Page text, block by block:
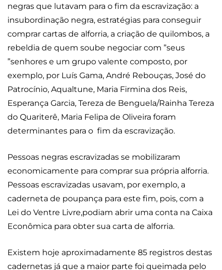
negras que lutavam para o fim da escravização: a
insubordinação negra, estratégias para conseguir
comprar cartas de alforria, a criação de quilombos, a
rebeldia de quem soube negociar com ”seus
”senhores e um grupo valente composto, por
exemplo, por Luís Gama, André Rebouças, José do
Patrocínio, Aqualtune, Maria Firmina dos Reis,
Esperança Garcia, Tereza de Benguela/Rainha Tereza
do Quariterê, Maria Felipa de Oliveira foram
determinantes para o fim da escravização.
Pessoas negras escravizadas se mobilizaram
economicamente para comprar sua própria alforria.
Pessoas escravizadas usavam, por exemplo, a
caderneta de poupança para este fim, pois, com a
Lei do Ventre Livre,podiam abrir uma conta na Caixa
Econômica para obter sua carta de alforria.
Existem hoje aproximadamente 85 registros destas
cadernetas já que a maior parte foi queimada pelo